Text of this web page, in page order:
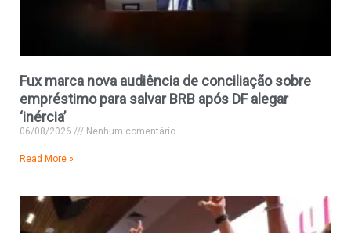
Fux marca nova audiência de conciliação sobre
empréstimo para salvar BRB após DF alegar
‘inércia’
06/08/2026 Nenhum comentário
Read More »